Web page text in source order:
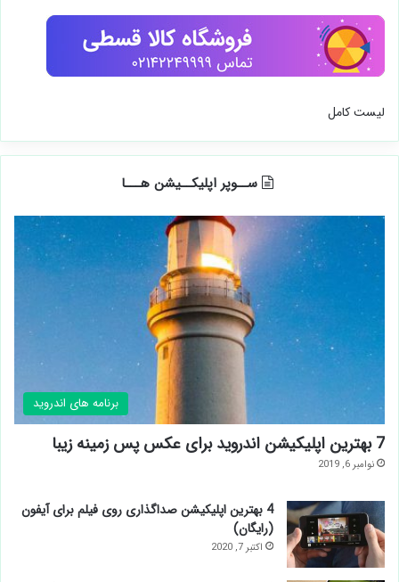
لیست کامل
ســوپر اپلیکــیشن هـــا
برنامه های اندروید
7 بهترین اپلیکیشن اندروید برای عکس پس زمینه زیبا
نوامبر 6, 2019
4 بهترین اپلیکیشن صداگذاری روی فیلم برای آیفون
(رایگان)
اکتبر 7, 2020